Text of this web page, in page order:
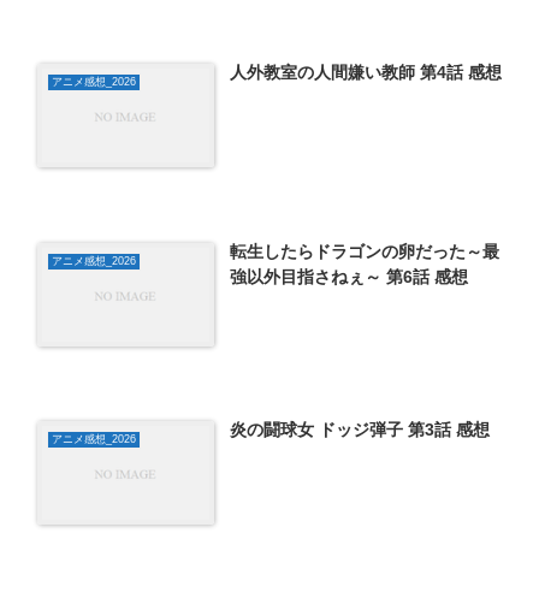
アニメ感想_2026 人外教室の人間嫌い教師 第4話 感想
アニメ感想_2026
転生したらドラゴンの卵だった～最
強以外目指さねぇ～ 第6話 感想
アニメ感想_2026 炎の闘球女 ドッジ弾子 第3話 感想